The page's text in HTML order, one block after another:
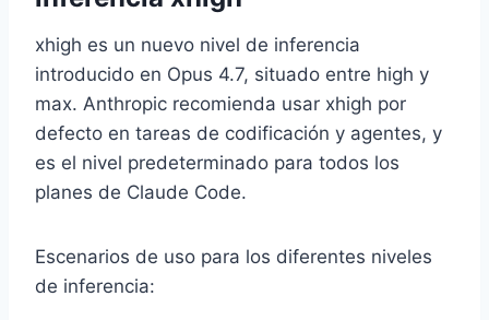
xhigh es un nuevo nivel de inferencia
introducido en Opus 4.7, situado entre high y
max. Anthropic recomienda usar xhigh por
defecto en tareas de codificación y agentes, y
es el nivel predeterminado para todos los
planes de Claude Code.
Escenarios de uso para los diferentes niveles
de inferencia: